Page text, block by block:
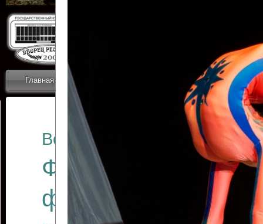
Главная Новости
ОТЧЕТЫ ГКЦ
Все отчеты
Финал
фестиваля